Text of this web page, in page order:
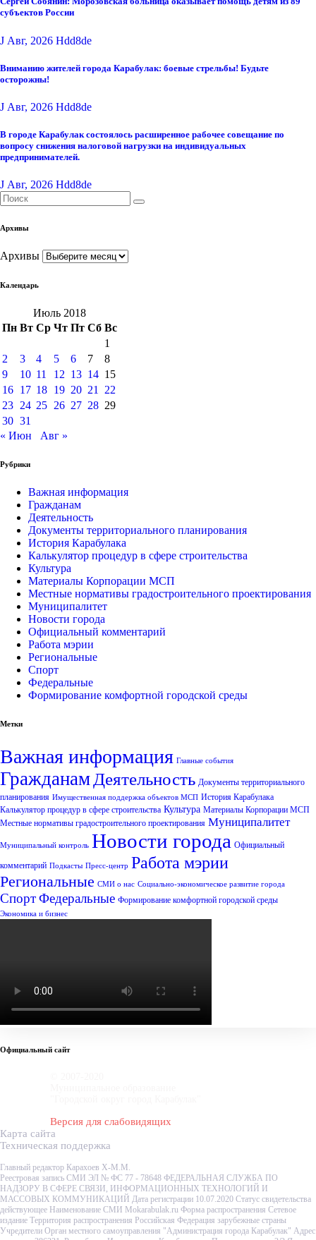
субъектов России
J Авг, 2026 Hdd8de
Вниманию жителей города Карабулак: боевые стрельбы! Будьте
осторожны!
J Авг, 2026 Hdd8de
В городе Карабулак состоялось расширенное рабочее совещание по
вопросу снижения налоговой нагрузки на индивидуальных
предпринимателей.
J Авг, 2026 Hdd8de
Архивы
Архивы
Календарь
Июль 2018
Пн Вт Ср Чт Пт Сб Вс
1
2
3 4 5 6 7
8
9
10 11 12 13 14 15
16 17 18 19 20 21
22
23 24 25 26 27 28 29
30 31
« Июн
Авг »
Рубрики
Важная информация
Гражданам
Деятельность
Документы территориального планирования
История Карабулака
Калькулятор процедур в сфере строительства
Культура
Материалы Корпорации МСП
Местные нормативы градостроительного проектирования
Муниципалитет
Новости города
Официальный комментарий
Работа мэрии
Региональные
Спорт
Федеральные
Формирование комфортной городской среды
Метки
Важная информация Главные события
Гражданам Деятельность Документы территориального
планирования Имущественная поддержка объектов МСП История Карабулака
Калькулятор процедур в сфере строительства Культура Материалы Корпорации МСП
Местные нормативы градостроительного проектирования Муниципалитет
Муниципальный контроль Новости города Официальный
комментарий Подкасты Пресс-центр Работа мэрии
Региональные СМИ о нас Социально-экономическое развитие города
СпортФедеральные Формирование комфортной городской среды
Экономика и бизнес
Официальный сайт
Версия для слабовидящих
Карта сайта
Техническая поддержка
Главный редактор Карахоев Х-М.М.
Реестровая запись СМИ ЭЛ № ФС 77 - 78648 ФЕДЕРАЛЬНАЯ СЛУЖБА ПО
НАДЗОРУ В СФЕРЕ СВЯЗИ, ИНФОРМАЦИОННЫХ ТЕХНОЛОГИЙ И
МАССОВЫХ КОММУНИКАЦИЙ Дата регистрации 10.07.2020 Статус свидетельства
действующее Наименование СМИ Mokarabulak.ru Форма распространения Сетевое
издание Территория распространения Российская Федерация зарубежные страны
Учредители Орган местного самоуправления "Администрация города Карабулак" Адрес